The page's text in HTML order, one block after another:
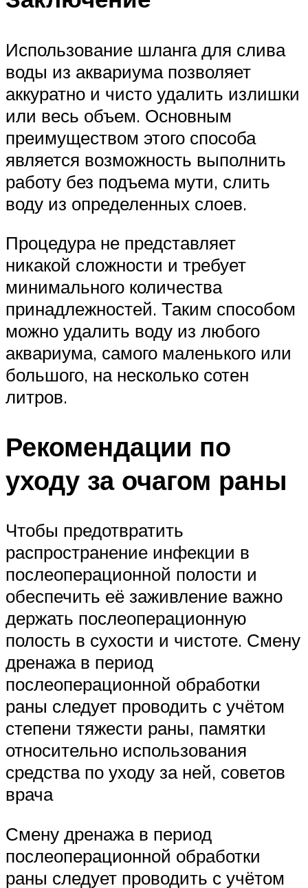
Использование шланга для слива
воды из аквариума позволяет
аккуратно и чисто удалить излишки
или весь объем. Основным
преимуществом этого способа
является возможность выполнить
работу без подъема мути, слить
воду из определенных слоев.
Процедура не представляет
никакой сложности и требует
минимального количества
принадлежностей. Таким способом
можно удалить воду из любого
аквариума, самого маленького или
большого, на несколько сотен
литров.
Рекомендации по
уходу за очагом раны
Чтобы предотвратить
распространение инфекции в
послеоперационной полости и
обеспечить её заживление важно
держать послеоперационную
полость в сухости и чистоте. Смену
дренажа в период
послеоперационной обработки
раны следует проводить с учётом
степени тяжести раны, памятки
относительно использования
средства по уходу за ней, советов
врача
Смену дренажа в период
послеоперационной обработки
раны следует проводить с учётом